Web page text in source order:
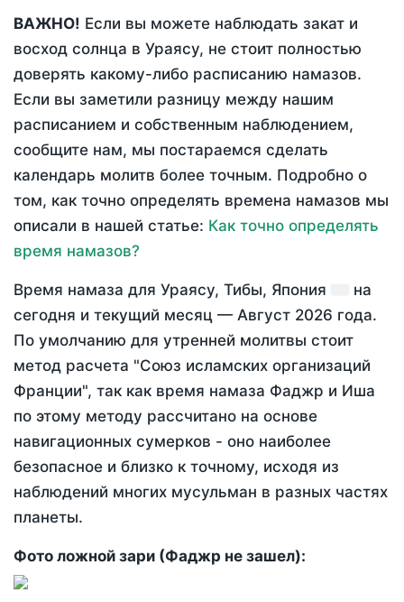
ВАЖНО! Если вы можете наблюдать закат и
восход солнца в Ураясу, не стоит полностью
доверять какому-либо расписанию намазов.
Если вы заметили разницу между нашим
расписанием и собственным наблюдением,
сообщите нам, мы постараемся сделать
календарь молитв более точным. Подробно о
том, как точно определять времена намазов мы
описали в нашей статье: Как точно определять
время намазов?
Время намаза для Ураясу, Тибы, Япония
на
сегодня и текущий месяц — Август 2026 года.
По умолчанию для утренней молитвы стоит
метод расчета "Союз исламских организаций
Франции", так как время намаза Фаджр и Иша
по этому методу рассчитано на основе
навигационных сумерков - оно наиболее
безопасное и близко к точному, исходя из
наблюдений многих мусульман в разных частях
планеты.
Фото ложной зари (Фаджр не зашел):